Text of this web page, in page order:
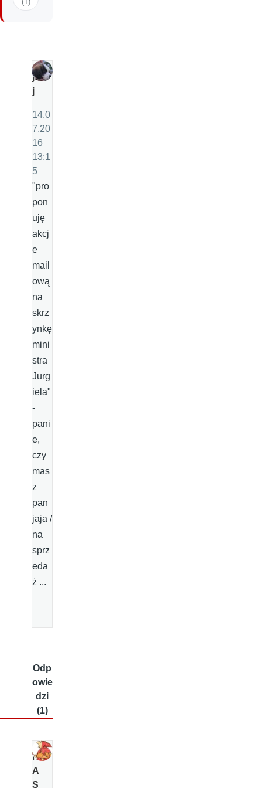
jd
j
14.0
7.20
16
13:1
5
"pro
pon
uję
akcj
e
mail
ową
na
skrz
ynkę
mini
stra
Jurg
iela"
-
pani
e,
czy
mas
z
pan
jaja /
na
sprz
eda
ż ...
Odp
owie
dzi
(1)
N
A
S